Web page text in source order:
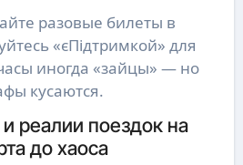
разовые билеты в
«єПідтримкой» для
иногда «зайцы» — но
кусаются.
реалии поездок на
до хаоса